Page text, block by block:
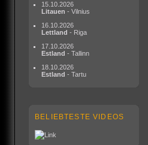
15.10.2026
Litauen - Vilnius
16.10.2026
Lettland - Riga
17.10.2026
Estland - Tallinn
18.10.2026
Estland - Tartu
BELIEBTESTE VIDEOS